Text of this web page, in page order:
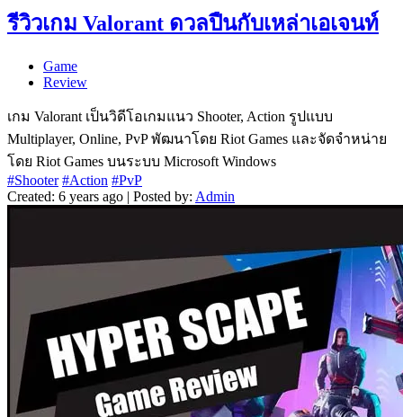
รีวิวเกม Valorant ดวลปืนกับเหล่าเอเจนท์
Game
Review
เกม Valorant เป็นวิดีโอเกมแนว Shooter, Action รูปแบบ
Multiplayer, Online, PvP พัฒนาโดย Riot Games และจัดจำหน่าย
โดย Riot Games บนระบบ Microsoft Windows
#Shooter #Action #PvP
Created: 6 years ago | Posted by: Admin